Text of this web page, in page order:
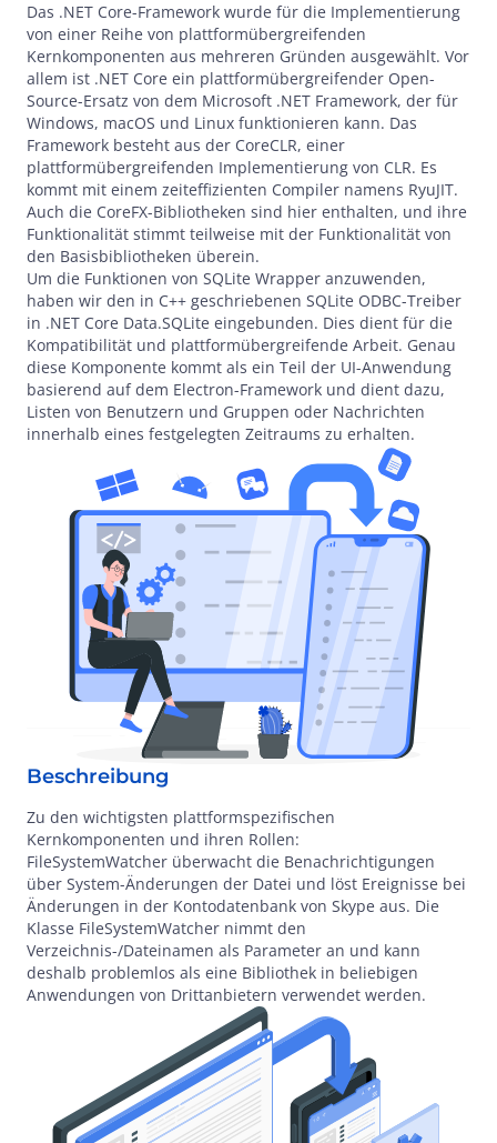
Das .NET Core-Framework wurde für die Implementierung
von einer Reihe von plattformübergreifenden
Kernkomponenten aus mehreren Gründen ausgewählt. Vor
allem ist .NET Core ein plattformübergreifender Open-
Source-Ersatz von dem Microsoft .NET Framework, der für
Windows, macOS und Linux funktionieren kann. Das
Framework besteht aus der CoreCLR, einer
plattformübergreifenden Implementierung von CLR. Es
kommt mit einem zeiteffizienten Compiler namens RyuJIT.
Auch die CoreFX-Bibliotheken sind hier enthalten, und ihre
Funktionalität stimmt teilweise mit der Funktionalität von
den Basisbibliotheken überein.
Um die Funktionen von SQLite Wrapper anzuwenden,
haben wir den in C++ geschriebenen SQLite ODBC-Treiber
in .NET Core Data.SQLite eingebunden. Dies dient für die
Kompatibilität und plattformübergreifende Arbeit. Genau
diese Komponente kommt als ein Teil der UI-Anwendung
basierend auf dem Electron-Framework und dient dazu,
Listen von Benutzern und Gruppen oder Nachrichten
innerhalb eines festgelegten Zeitraums zu erhalten.
Beschreibung
Zu den wichtigsten plattformspezifischen
Kernkomponenten und ihren Rollen:
FileSystemWatcher überwacht die Benachrichtigungen
über System-Änderungen der Datei und löst Ereignisse bei
Änderungen in der Kontodatenbank von Skype aus. Die
Klasse FileSystemWatcher nimmt den
Verzeichnis-/Dateinamen als Parameter an und kann
deshalb problemlos als eine Bibliothek in beliebigen
Anwendungen von Drittanbietern verwendet werden.